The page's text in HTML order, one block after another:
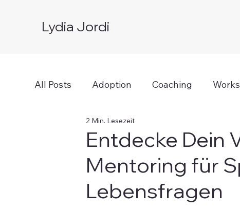
Lydia Jordi
All Posts Adoption Coaching
Entdecke Dein
Mentoring für
Lebensfragen
2 Min. Lesezeit